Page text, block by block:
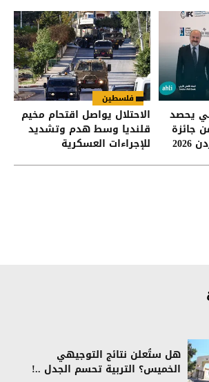
يحصد
جائزة
فلسطين
الاحتلال يواصل اقتحام مخيم
قلنديا وسط هدم وتشديد
للإجراءات العسكرية
هل ستُعلن نتائج التوجيهي
الخميس؟ التربية تحسم الجدل ..!